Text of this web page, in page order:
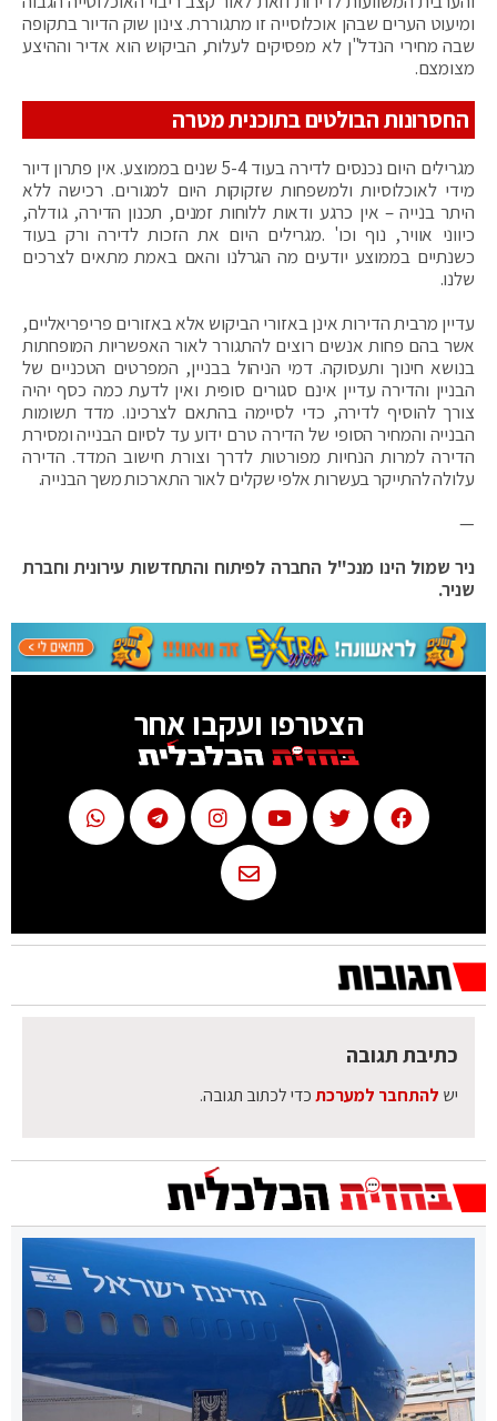
ומיעוט הערים שבהן אוכלוסייה זו מתגוררת. צינון שוק הדיור בתקופה
שבה מחירי הנדל"ן לא מפסיקים לעלות, הביקוש הוא אדיר וההיצע
מצומצם.
החסרונות הבולטים בתוכנית מטרה
מגרילים היום נכנסים לדירה בעוד 5-4 שנים בממוצע. אין פתרון דיור
מידי לאוכלוסיות ולמשפחות שזקוקות היום למגורים. רכישה ללא
היתר בנייה – אין כרגע ודאות ללוחות זמנים, תכנון הדירה, גודלה,
כיווני אוויר, נוף וכו' .מגרילים היום את הזכות לדירה ורק בעוד
כשנתיים בממוצע יודעים מה הגרלנו והאם באמת מתאים לצרכים
שלנו.
עדיין מרבית הדירות אינן באזורי הביקוש אלא באזורים פריפריאליים,
אשר בהם פחות אנשים רוצים להתגורר לאור האפשריות המופחתות
בנושא חינוך ותעסוקה. דמי הניהול בבניין, המפרטים הטכניים של
הבניין והדירה עדיין אינם סגורים סופית ואין לדעת כמה כסף יהיה
צורך להוסיף לדירה, כדי לסיימה בהתאם לצרכינו. מדד תשומות
הבנייה והמחיר הסופי של הדירה טרם ידוע עד לסיום הבנייה ומסירת
הדירה למרות הנחיות מפורטות לדרך וצורת חישוב המדד. הדירה
עלולה להתייקר בעשרות אלפי שקלים לאור התארכות משך הבנייה.
—
ניר שמול הינו מנכ"ל החברה לפיתוח והתחדשות עירונית וחברת
שניר.
הצטרפו ועקבו אחר
כתיבת תגובה
יש להתחבר למערכתכדי לכתוב תגובה.